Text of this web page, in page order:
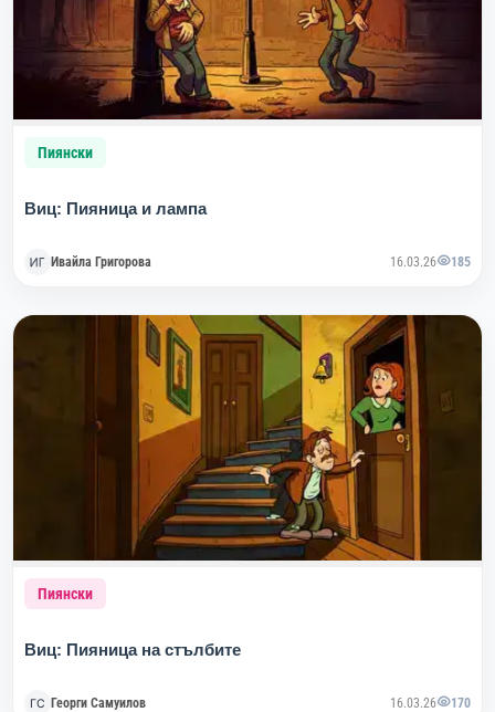
Пиянски
Виц: Пияница и лампа
Ивайла Григорова 16.03.26 185
Пиянски
Виц: Пияница на стълбите
Георги Самуилов 16.03.26 170